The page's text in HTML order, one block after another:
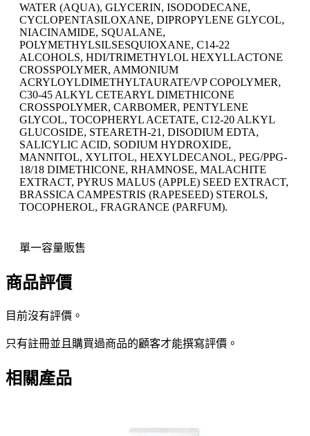
WATER (AQUA), GLYCERIN, ISODODECANE,
CYCLOPENTASILOXANE, DIPROPYLENE GLYCOL,
NIACINAMIDE, SQUALANE,
POLYMETHYLSILSESQUIOXANE, C14-22
ALCOHOLS, HDI/TRIMETHYLOL HEXYLLACTONE
CROSSPOLYMER, AMMONIUM
ACRYLOYLDIMETHYLTAURATE/VP COPOLYMER,
C30-45 ALKYL CETEARYL DIMETHICONE
CROSSPOLYMER, CARBOMER, PENTYLENE
GLYCOL, TOCOPHERYL ACETATE, C12-20 ALKYL
GLUCOSIDE, STEARETH-21, DISODIUM EDTA,
SALICYLIC ACID, SODIUM HYDROXIDE,
MANNITOL, XYLITOL, HEXYLDECANOL, PEG/PPG-
18/18 DIMETHICONE, RHAMNOSE, MALACHITE
EXTRACT, PYRUS MALUS (APPLE) SEED EXTRACT,
BRASSICA CAMPESTRIS (RAPESEED) STEROLS,
TOCOPHEROL, FRAGRANCE (PARFUM).
單一容量販售
商品評價
目前沒有評價。
只有註冊並且購買過商品的顧客才能撰寫評價。
相關產品